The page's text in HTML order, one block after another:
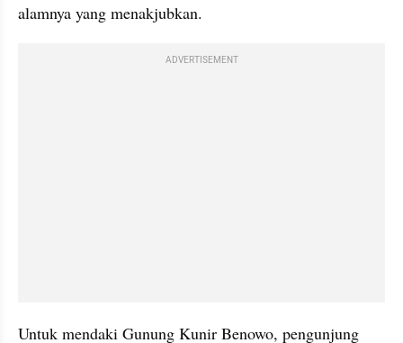
alamnya yang menakjubkan.
ADVERTISEMENT
Untuk mendaki Gunung Kunir Benowo, pengunjung